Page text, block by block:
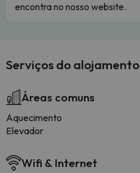
encontra no nosso website.
Serviços do alojamento
Áreas comuns
Aquecimento
Elevador
Wifi & Internet